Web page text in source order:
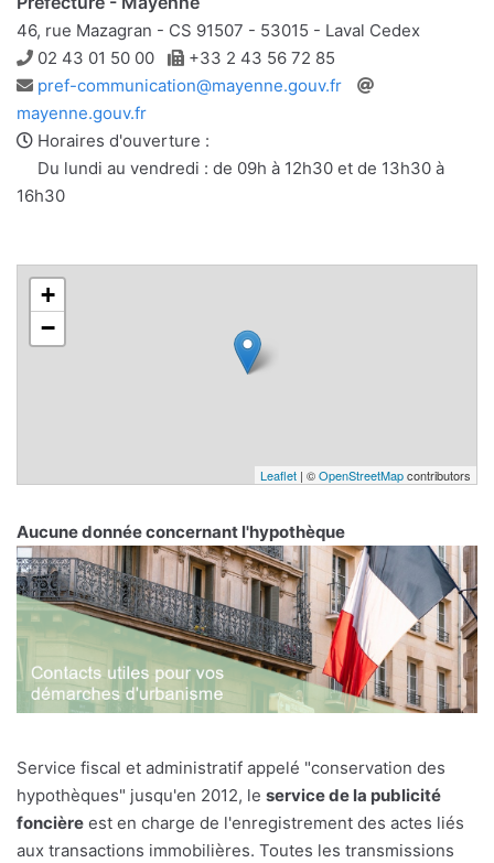
46, rue Mazagran - CS 91507 - 53015 - Laval Cedex
Téléphone
02 43 01 50 00 Télécopie
+33 2 43 56 72 85
Adresse
e-
mail
pref-communication@mayenne.gouv.fr
mayenne.gouv.fr
Horaires d'ouverture :
Du lundi au vendredi : de 09h à 12h30 et de 13h30 à
16h30
+
−
Leaflet | ©OpenStreetMapcontributors
Aucune donnée concernant l'hypothèque
Service fiscal et administratif appelé "conservation des
hypothèques" jusqu'en 2012, le service de la publicité
foncière est en charge de l'enregistrement des actes liés
aux transactions immobilières. Toutes les transmissions